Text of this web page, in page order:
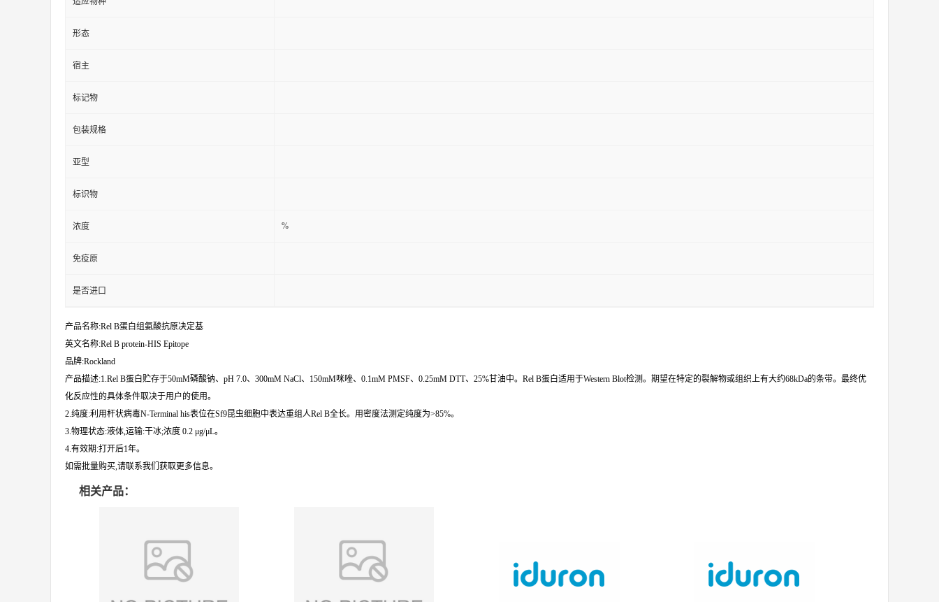
形态
宿主
标记物
包装规格
亚型
标识物
浓度 %
免疫原
是否进口
产品名称:Rel B蛋白组氨酸抗原决定基
英文名称:Rel B protein-HIS Epitope
品牌:Rockland
产品描述:1.Rel B蛋白贮存于50mM磷酸钠、pH 7.0、300mM NaCl、150mM咪唑、0.1mM PMSF、0.25mM DTT、25%甘油中。Rel B蛋白适用于Western Blot检测。期望在特定的裂解物或组织上有大约68kDa的条带。最终优
化反应性的具体条件取决于用户的使用。
2.纯度:利用杆状病毒N-Terminal his表位在Sf9昆虫细胞中表达重组人Rel B全长。用密度法测定纯度为>85%。
3.物理状态:液体,运输:干冰;浓度 0.2 μg/μL。
4.有效期:打开后1年。
如需批量购买,请联系我们获取更多信息。
相关产品：